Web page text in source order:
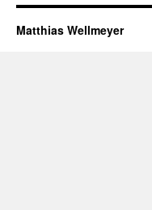
Matthias Wellmeyer